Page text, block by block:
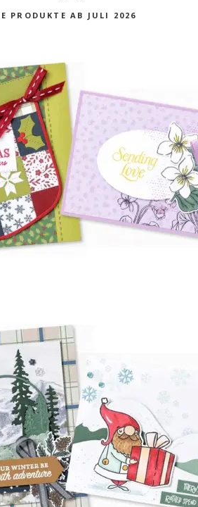
PRODUKTE AB JULI 2026